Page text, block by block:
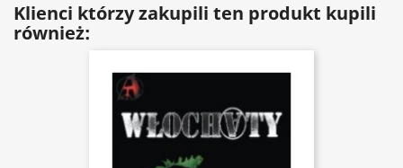
Klienci którzy zakupili ten produkt kupili
również: